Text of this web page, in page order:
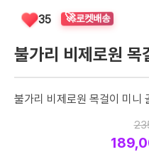
35 🚀로켓배송
불가리 비제로원 목
불가리 비제로원 목걸이 미니